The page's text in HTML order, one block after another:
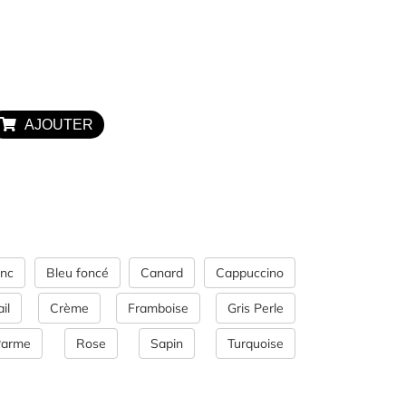
AJOUTER
Bleu foncé Canard Cappuccino
Crème Framboise Gris Perle
Rose Sapin Turquoise